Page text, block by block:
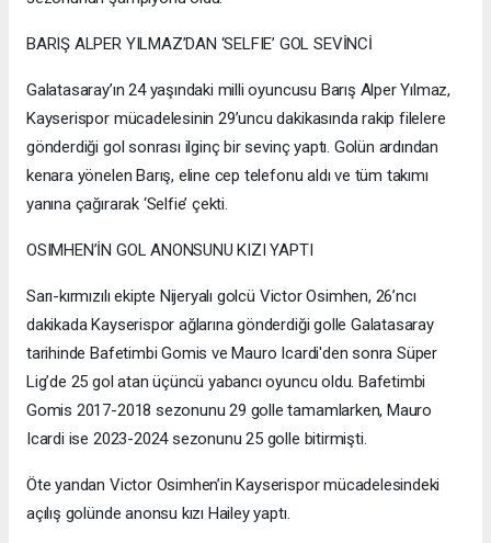
BARIŞ ALPER YILMAZ’DAN ‘SELFIE’ GOL SEVİNCİ
Galatasaray’ın 24 yaşındaki milli oyuncusu Barış Alper Yılmaz,
Kayserispor mücadelesinin 29’uncu dakikasında rakip filelere
gönderdiği gol sonrası ilginç bir sevinç yaptı. Golün ardından
kenara yönelen Barış, eline cep telefonu aldı ve tüm takımı
yanına çağırarak ‘Selfie’ çekti.
OSIMHEN’İN GOL ANONSUNU KIZI YAPTI
Sarı-kırmızılı ekipte Nijeryalı golcü Victor Osimhen, 26’ncı
dakikada Kayserispor ağlarına gönderdiği golle Galatasaray
tarihinde Bafetimbi Gomis ve Mauro Icardi'den sonra Süper
Lig’de 25 gol atan üçüncü yabancı oyuncu oldu. Bafetimbi
Gomis 2017-2018 sezonunu 29 golle tamamlarken, Mauro
Icardi ise 2023-2024 sezonunu 25 golle bitirmişti.
Öte yandan Victor Osimhen’in Kayserispor mücadelesindeki
açılış golünde anonsu kızı Hailey yaptı.